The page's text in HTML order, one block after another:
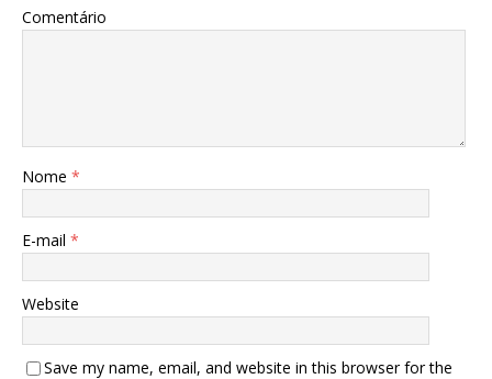
Comentário
Nome *
E-mail *
Website
Save my name, email, and website in this browser for the